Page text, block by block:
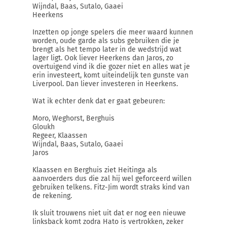
Wijndal, Baas, Sutalo, Gaaei
Heerkens
Inzetten op jonge spelers die meer waard kunnen
worden, oude garde als subs gebruiken die je
brengt als het tempo later in de wedstrijd wat
lager ligt. Ook liever Heerkens dan Jaros, zo
overtuigend vind ik die gozer niet en alles wat je
erin investeert, komt uiteindelijk ten gunste van
Liverpool. Dan liever investeren in Heerkens.
Wat ik echter denk dat er gaat gebeuren:
Moro, Weghorst, Berghuis
Gloukh
Regeer, Klaassen
Wijndal, Baas, Sutalo, Gaaei
Jaros
Klaassen en Berghuis ziet Heitinga als
aanvoerders dus die zal hij wel geforceerd willen
gebruiken telkens. Fitz-Jim wordt straks kind van
de rekening.
Ik sluit trouwens niet uit dat er nog een nieuwe
linksback komt zodra Hato is vertrokken, zeker